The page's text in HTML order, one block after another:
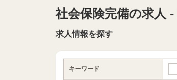
社会保険完備の求人 -
求人情報を探す
キーワード